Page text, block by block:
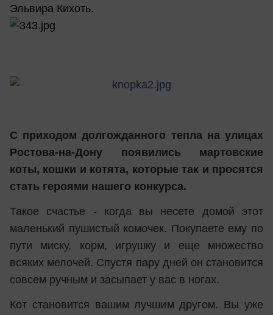
Эльвира Кихоть.
С приходом долгожданного тепла на улицах
Ростова-на-Дону появились мартовские
коты, кошки и котята, которые так и просятся
стать героями нашего конкурса.
Такое счастье - когда вы несете домой этот
маленький пушистый комочек. Покупаете ему по
пути миску, корм, игрушку и еще множество
всяких мелочей. Спустя пару дней он становится
совсем ручным и засыпает у вас в ногах.
Кот становится вашим лучшим другом. Вы уже